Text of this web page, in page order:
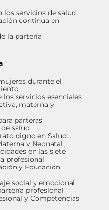
los servicios de salud
continua en
la partería
durante el
servicios esenciales
materna y
parteras
salud
digno en Salud
y Neonatal
en las siete
profesional
y Educación
social y emocional
profesional
y Competencias